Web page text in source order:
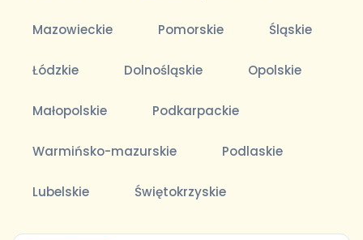
Mazowieckie Pomorskie Śląskie
Łódzkie Dolnośląskie Opolskie
Małopolskie Podkarpackie
Warmińsko-mazurskie Podlaskie
Lubelskie Świętokrzyskie